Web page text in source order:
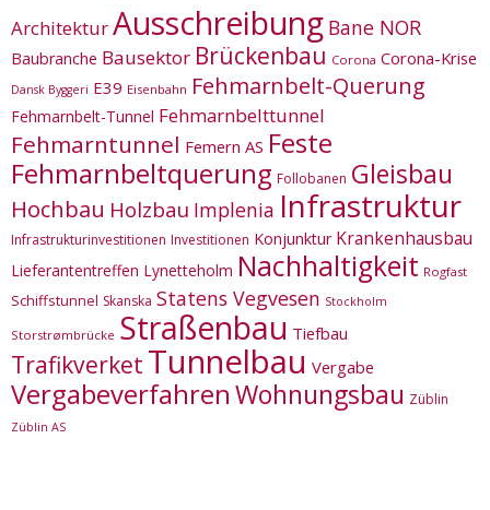
ArchitekturAusschreibung Bane NOR
Baubranche Bausektor Brückenbau Corona Corona-Krise
Dansk Byggeri E39 Eisenbahn Fehmarnbelt-Querung
Fehmarnbelt-Tunnel Fehmarnbelttunnel
Fehmarntunnel Femern AS Feste
Fehmarnbeltquerung Follobanen Gleisbau
Hochbau Holzbau Implenia Infrastruktur
Infrastrukturinvestitionen Investitionen Konjunktur Krankenhausbau
Lieferantentreffen Lynetteholm Nachhaltigkeit Rogfast
Schiffstunnel Skanska Statens Vegvesen Stockholm
Storstrømbrücke Straßenbau Tiefbau
Trafikverket Tunnelbau Vergabe
VergabeverfahrenWohnungsbau Züblin
Züblin AS